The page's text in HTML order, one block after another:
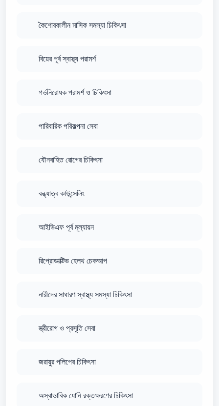
কৈশোরকালীন মাসিক সমস্যা চিকিৎসা
বিয়ের পূর্ব স্বাস্থ্য পরামর্শ
গর্ভনিরোধক পরামর্শ ও চিকিৎসা
পারিবারিক পরিকল্পনা সেবা
যৌনবাহিত রোগের চিকিৎসা
বন্ধ্যাত্ব কাউন্সেলিং
আইভিএফ পূর্ব মূল্যায়ন
রিপ্রোডাক্টিভ হেলথ চেকআপ
নারীদের সাধারণ স্বাস্থ্য সমস্যা চিকিৎসা
স্ত্রীরোগ ও প্রসূতি সেবা
জরায়ুর পলিপের চিকিৎসা
অস্বাভাবিক যোনি রক্তক্ষরণের চিকিৎসা